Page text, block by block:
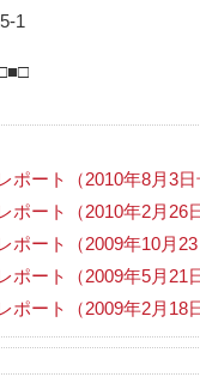
1
ポート（2010年8月3
ポート（2010年2月26
ポート（2009年10月
ポート（2009年5月21
ポート（2009年2月18